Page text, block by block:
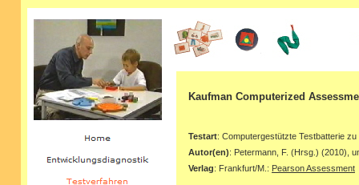
Kaufman Computerized
Testart: Computergestützte Testbatterie
Autor(en): Petermann, F. (Hrsg.) (2010),
Verlag: Frankfurt/M.: Pearson Assessment